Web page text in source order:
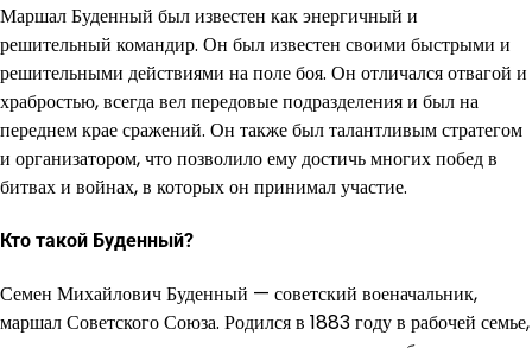
Маршал Буденный был известен как энергичный и
решительный командир. Он был известен своими быстрыми и
решительными действиями на поле боя. Он отличался отвагой и
храбростью, всегда вел передовые подразделения и был на
переднем крае сражений. Он также был талантливым стратегом
и организатором, что позволило ему достичь многих побед в
битвах и войнах, в которых он принимал участие.
Кто такой Буденный?
Семен Михайлович Буденный — советский военачальник,
маршал Советского Союза. Родился в 1883 году в рабочей семье,